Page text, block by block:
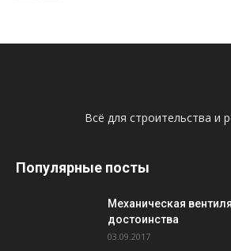
Всё для строительства и
Популярные посты
Механическая
достоинства
03.09.2017